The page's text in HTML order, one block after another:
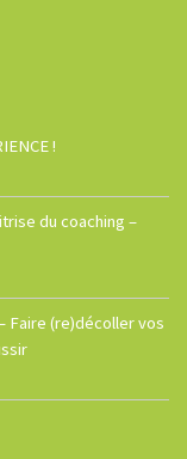
!
du coaching –
Faire (re)décoller vos